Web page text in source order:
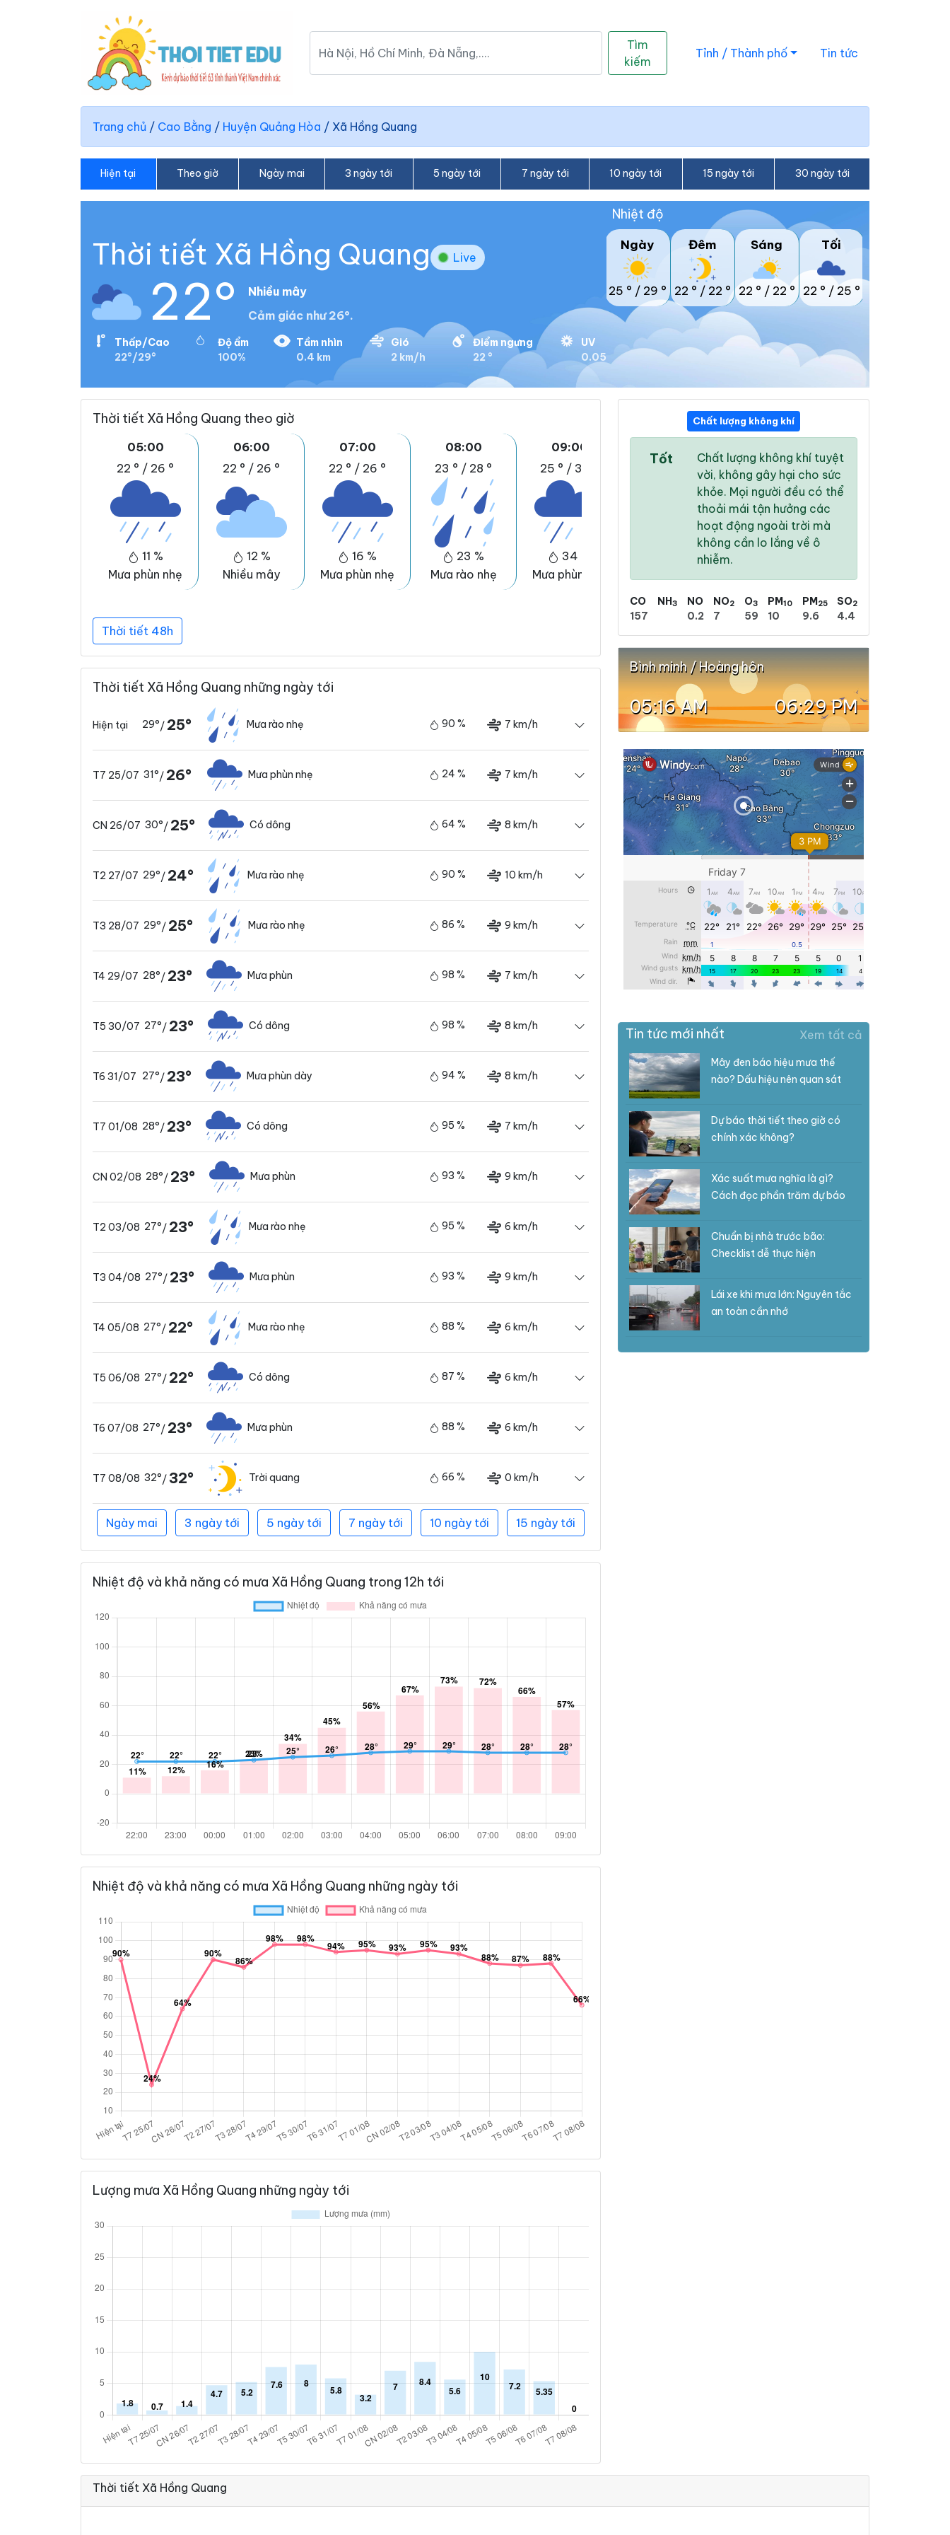
Tìm
kiếm
Tỉnh / Thành phố Tin tức
Trang chủ / Cao Bằng / Huyện Quảng Hòa / Xã Hồng Quang
Hiện tại Theo giờ Ngày mai 3 ngày tới 5 ngày tới 7 ngày tới 10 ngày tới 15 ngày tới 30 ngày tới
Thời tiết Xã Hồng Quang Live
22°
Nhiều mây
Cảm giác như 26°.
Thấp/Cao
22°/29°
Độ ẩm
100%
Tầm nhìn
0.4 km
Gió
2 km/h
Điểm ngưng
22 °
UV
0.05
Nhiệt độ
Ngày
25 ° / 29 °
Đêm
22 ° / 22 °
Sáng
22 ° / 22 °
Tối
22 ° / 25 °
Thời tiết Xã Hồng Quang theo giờ
05:00
22 ° / 26 °
11 %
Mưa phùn nhẹ
06:00
22 ° / 26 °
12 %
Nhiều mây
07:00
22 ° / 26 °
16 %
Mưa phùn nhẹ
08:00
23 ° / 28 °
23 %
Mưa rào nhẹ
09:00
25 ° / 30 °
34 %
Mưa phùn nhẹ
26 °/
28 °
/ 32 °
Thời tiết 48h
Thời tiết Xã Hồng Quang những ngày tới
Hiện tại 29°/ 25° Mưa rào nhẹ 90 % 7 km/h
T7 25/07 31°/ 26° Mưa phùn nhẹ 24 % 7 km/h
CN 26/07 30°/ 25° Có dông 64 % 8 km/h
T2 27/07 29°/ 24° Mưa rào nhẹ 90 % 10 km/h
T3 28/07 29°/ 25° Mưa rào nhẹ 86 % 9 km/h
T4 29/07 28°/ 23° Mưa phùn 98 % 7 km/h
T5 30/07 27°/ 23° Có dông 98 % 8 km/h
T6 31/07 27°/ 23° Mưa phùn dày 94 % 8 km/h
T7 01/08 28°/ 23° Có dông 95 % 7 km/h
CN 02/08 28°/ 23° Mưa phùn 93 % 9 km/h
T2 03/08 27°/ 23° Mưa rào nhẹ 95 % 6 km/h
T3 04/08 27°/ 23° Mưa phùn 93 % 9 km/h
T4 05/08 27°/ 22° Mưa rào nhẹ 88 % 6 km/h
T5 06/08 27°/ 22° Có dông 87 % 6 km/h
T6 07/08 27°/ 23° Mưa phùn 88 % 6 km/h
T7 08/08 32°/32° Trời quang 66 % 0 km/h
Ngày mai 3 ngày tới 5 ngày tới 7 ngày tới 10 ngày tới 15 ngày tới
Nhiệt độ và khả năng có mưa Xã Hồng Quang trong 12h tới
Nhiệt độ và khả năng có mưa Xã Hồng Quang những ngày tới
Lượng mưa Xã Hồng Quang những ngày tới
Chất lượng không khí
Tốt
Chất lượng không khí tuyệt
vời, không gây hại cho sức
khỏe. Mọi người đều có thể
thoải mái tận hưởng các
hoạt động ngoài trời mà
không cần lo lắng về ô
nhiễm.
CO
157
NH3
NO
0.2
NO2
7
O3
59
PM10
10
PM25
9.6
SO2
4.4
Bình minh / Hoàng hôn
05:16 AM 06:29 PM
Tin tức mới nhất Xem tất cả
Mây đen báo hiệu mưa thế
nào? Dấu hiệu nên quan sát
Dự báo thời tiết theo giờ có
chính xác không?
Xác suất mưa nghĩa là gì?
Cách đọc phần trăm dự báo
Chuẩn bị nhà trước bão:
Checklist dễ thực hiện
Lái xe khi mưa lớn: Nguyên tắc
an toàn cần nhớ
Thời tiết Xã Hồng Quang